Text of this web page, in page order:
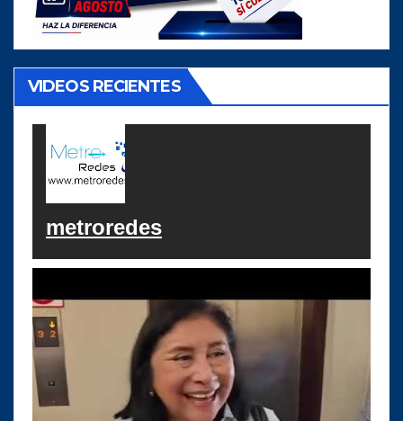
VIDEOS RECIENTES
metroredes